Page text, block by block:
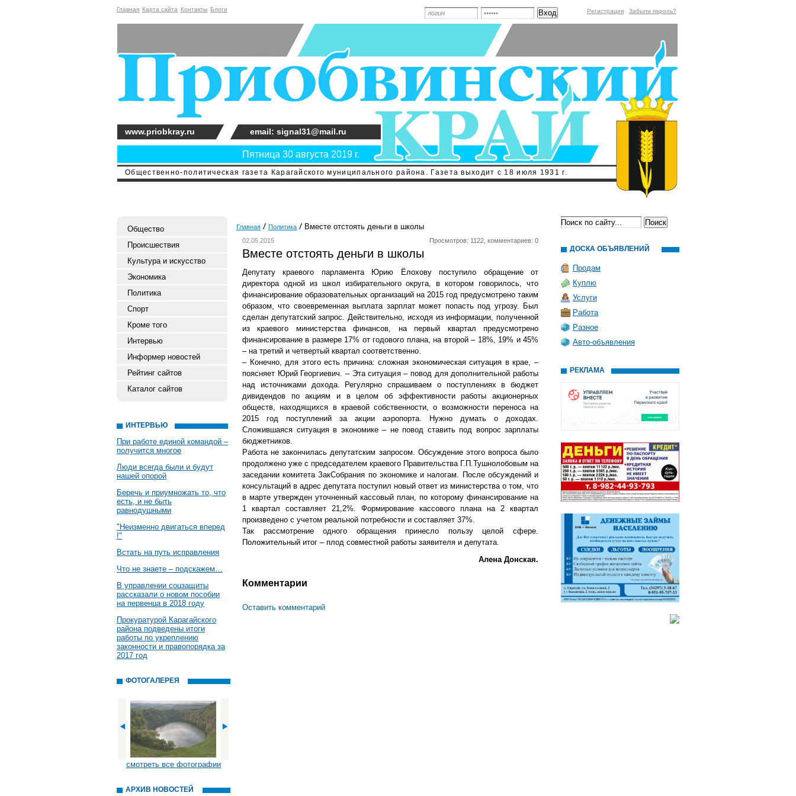
Главная Карта сайта Контакты Блоги Регистрация Забыли пароль?
Общественно-политическая газета Карагайского муниципального района. Газета выходит с 18 июля 1931 г.
Пятница 30 августа 2019 г.
www.priobkray.ru email: signal31@mail.ru
Общество
Происшествия
Культура и искусство
Экономика
Политика
Спорт
Кроме того
Интервью
Информер новостей
Рейтинг сайтов
Каталог сайтов
ИНТЕРВЬЮ
При работе единой командой –
получится многое
Люди всегда были и будут
нашей опорой
Беречь и приумножать то, что
есть, и не быть
равнодушными
"Неизменно двигаться вперед
!"
Встать на путь исправления
Что не знаете – подскажем…
В управлении соцзащиты
рассказали о новом пособии
на первенца в 2018 году
Прокуратурой Карагайского
района подведены итоги
работы по укреплению
законности и правопорядка за
2017 год
ФОТОГАЛЕРЕЯ
смотреть все фотографии
АРХИВ НОВОСТЕЙ
Главная Политика Вместе отстоять деньги в школы
02.05.2015 Просмотров: 1122, комментариев: 0
Вместе отстоять деньги в школы
Депутату краевого парламента Юрию Ёлохову поступило обращение от
директора одной из школ избирательного округа, в котором говорилось, что
финансирование образовательных организаций на 2015 год предусмотрено таким
образом, что своевременная выплата зарплат может попасть под угрозу. Был
сделан депутатский запрос. Действительно, исходя из информации, полученной
из краевого министерства финансов, на первый квартал предусмотрено
финансирование в размере 17% от годового плана, на второй – 18%, 19% и 45%
– на третий и четвертый квартал соответственно.
– Конечно, для этого есть причина: сложная экономическая ситуация в крае, –
поясняет Юрий Георгиевич. – Эта ситуация – повод для дополнительной работы
над источниками дохода. Регулярно спрашиваем о поступлениях в бюджет
дивидендов по акциям и в целом об эффективности работы акционерных
обществ, находящихся в краевой собственности, о возможности переноса на
2015 год поступлений за акции аэропорта. Нужно думать о доходах.
Сложившаяся ситуация в экономике – не повод ставить под вопрос зарплаты
бюджетников.
Работа не закончилась депутатским запросом. Обсуждение этого вопроса было
продолжено уже с председателем краевого Правительства Г.П.Тушнолобовым на
заседании комитета ЗакСобрания по экономике и налогам. После обсуждений и
консультаций в адрес депутата поступил новый ответ из министерства о том, что
в марте утвержден уточненный кассовый план, по которому финансирование на
1 квартал составляет 21,2%. Формирование кассового плана на 2 квартал
произведено с учетом реальной потребности и составляет 37%.
Так рассмотрение одного обращения принесло пользу целой сфере.
Положительный итог – плод совместной работы заявителя и депутата.
Алена Донская.
Комментарии
Оставить комментарий
ДОСКА ОБЪЯВЛЕНИЙ
Продам
Куплю
Услуги
Работа
Разное
Авто-объявления
РЕКЛАМА